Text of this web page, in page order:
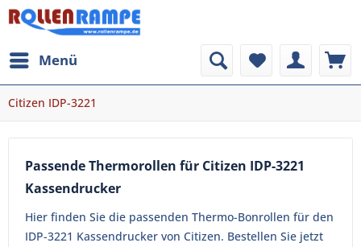
Menü
Citizen IDP-3221
Passende Thermorollen für Citizen IDP-3221
Kassendrucker
Hier finden Sie die passenden Thermo-Bonrollen für den
IDP-3221 Kassendrucker von Citizen. Bestellen Sie jetzt